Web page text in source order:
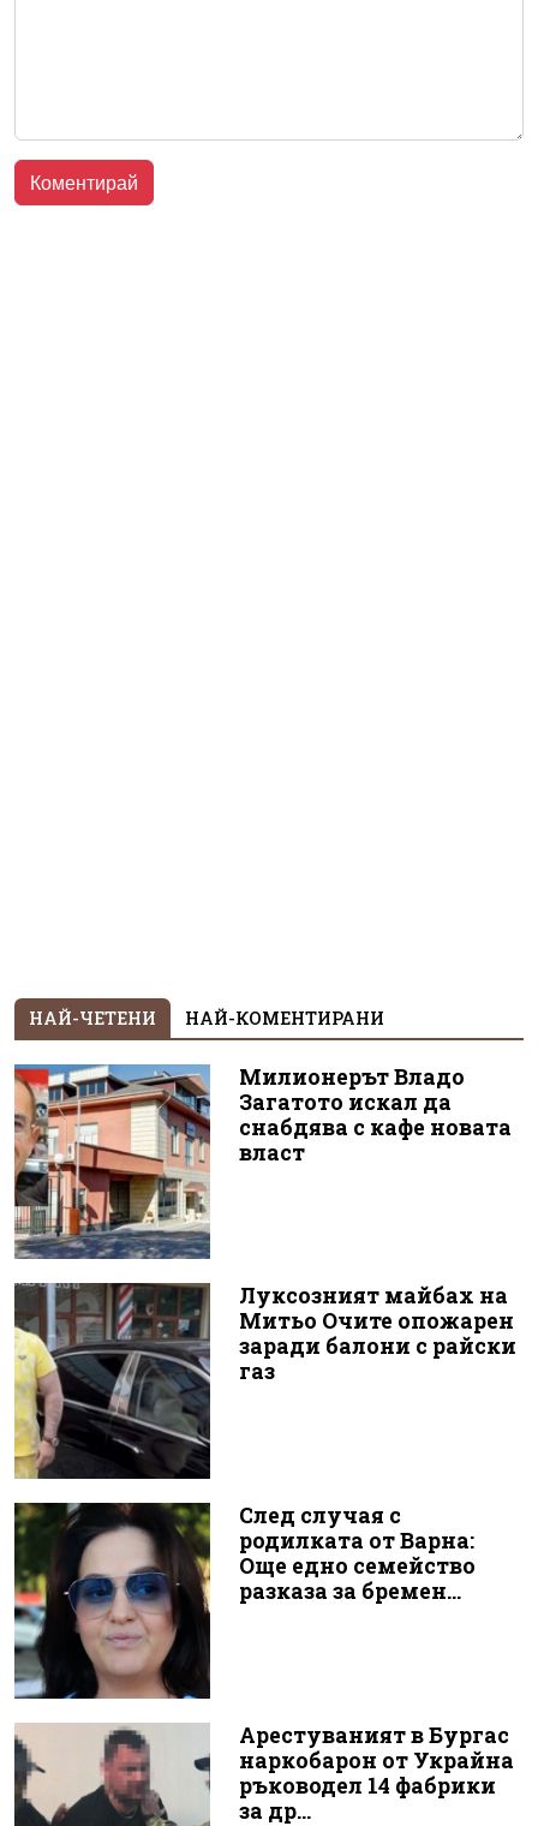
НАЙ-ЧЕТЕНИ НАЙ-КОМЕНТИРАНИ
Милионерът Владо
Загатото искал да
снабдява с кафе новата
власт
Луксозният майбах на
Митьо Очите опожарен
заради балони с райски
газ
След случая с
родилката от Варна:
Още едно семейство
разказа за бремен...
Арестуваният в Бургас
наркобарон от Украйна
ръководел 14 фабрики
за др...